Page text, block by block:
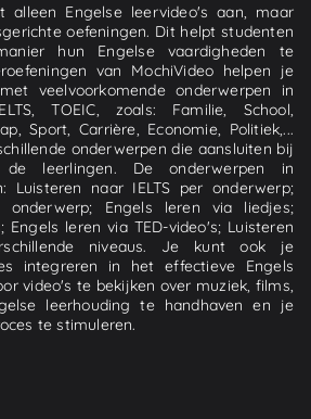
alleen Engelse leervideo's aan, maar
oefeningen. Dit helpt studenten
hun Engelse vaardigheden te
van MochiVideo helpen je
veelvoorkomende onderwerpen in
TOEIC, zoals: Familie, School,
Sport, Carrière, Economie, Politiek,...
onderwerpen die aansluiten bij
leerlingen. De onderwerpen in
Luisteren naar IELTS per onderwerp;
onderwerp; Engels leren via liedjes;
Engels leren via TED-video's; Luisteren
niveaus. Je kunt ook je
integreren in het effectieve Engels
video's te bekijken over muziek, films,
leerhouding te handhaven en je
te stimuleren.